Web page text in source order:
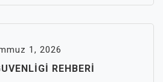
1, 2026
REHBERI